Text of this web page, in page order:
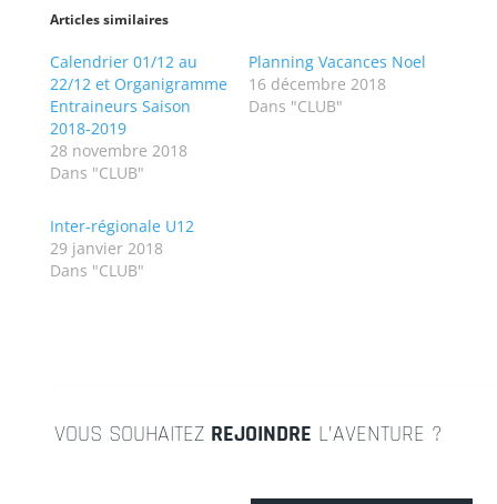
Articles similaires
Calendrier 01/12 au
22/12 et Organigramme
Entraineurs Saison
2018-2019
28 novembre 2018
Dans "CLUB"
Planning Vacances Noel
16 décembre 2018
Dans "CLUB"
Inter-régionale U12
29 janvier 2018
Dans "CLUB"
VOUS SOUHAITEZ REJOINDRE L’AVENTURE ?